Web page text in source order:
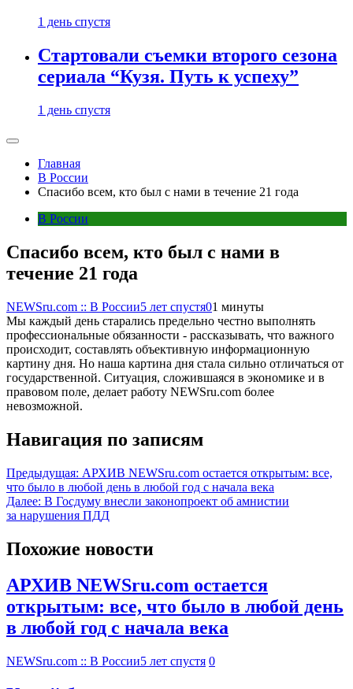
1 день спустя
Стартовали съемки второго сезона
сериала “Кузя. Путь к успеху”
1 день спустя
Главная
В России
Спасибо всем, кто был с нами в течение 21 года
В России
Спасибо всем, кто был с нами в
течение 21 года
NEWSru.com :: В России5 лет спустя01 минуты
Мы каждый день старались предельно честно выполнять
профессиональные обязанности - рассказывать, что важного
происходит, составлять объективную информационную
картину дня. Но наша картина дня стала сильно отличаться от
государственной. Ситуация, сложившаяся в экономике и в
правовом поле, делает работу NEWSru.com более
невозможной.
Навигация по записям
Предыдущая: АРХИВ NEWSru.com остается открытым: все,
что было в любой день в любой год с начала века
Далее: В Госдуму внесли законопроект об амнистии
за нарушения ПДД
Похожие новости
АРХИВ NEWSru.com остается
открытым: все, что было в любой день
в любой год с начала века
NEWSru.com :: В России5 лет спустя 0